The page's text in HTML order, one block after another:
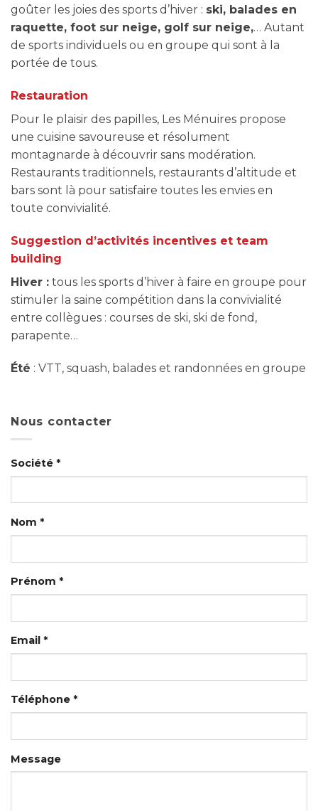
goûter les joies des sports d’hiver : ski, balades en
raquette, foot sur neige, golf sur neige,… Autant
de sports individuels ou en groupe qui sont à la
portée de tous.
Restauration
Pour le plaisir des papilles, Les Ménuires propose
une cuisine savoureuse et résolument
montagnarde à découvrir sans modération.
Restaurants traditionnels, restaurants d’altitude et
bars sont là pour satisfaire toutes les envies en
toute convivialité.
Suggestion d’activités incentives et team
building
Hiver : tous les sports d’hiver à faire en groupe pour
stimuler la saine compétition dans la convivialité
entre collègues : courses de ski, ski de fond,
parapente…
Été : VTT, squash, balades et randonnées en groupe
Nous contacter
Société *
Nom *
Prénom *
Email *
Téléphone *
Message